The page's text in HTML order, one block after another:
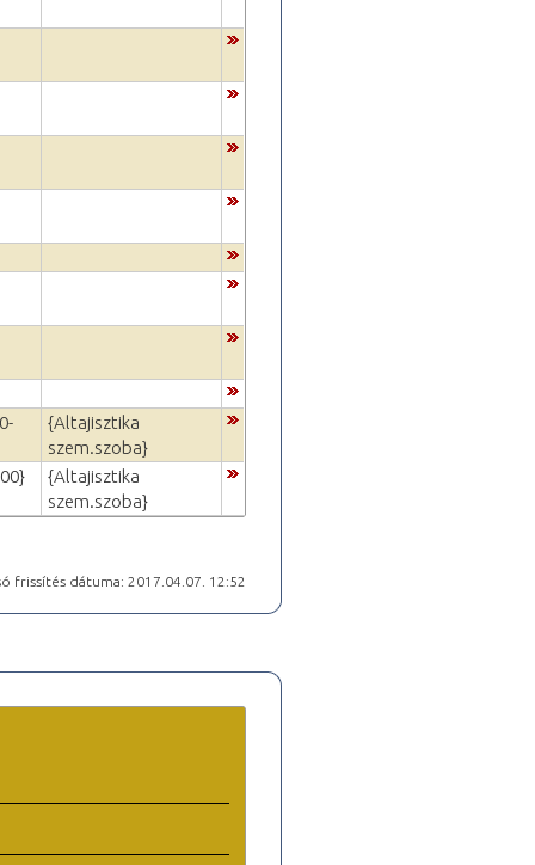
{Altajisztika
szem.szoba}
{Altajisztika
szem.szoba}
frissítés dátuma: 2017.04.07. 12:52